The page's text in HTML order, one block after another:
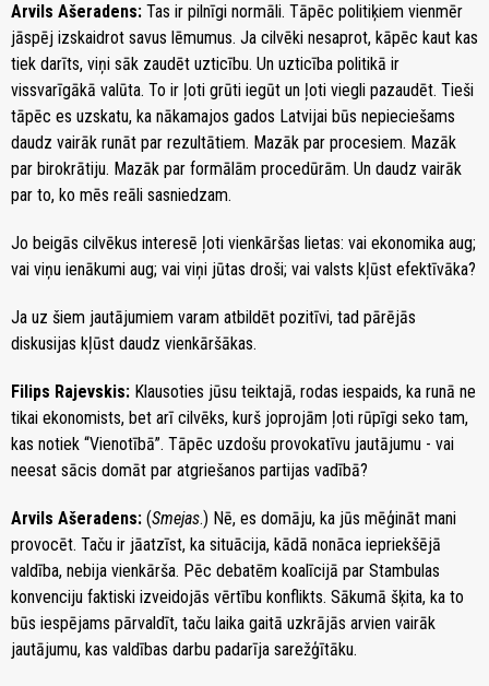
Arvils Ašeradens: Tas ir pilnīgi normāli. Tāpēc politiķiem vienmēr
jāspēj izskaidrot savus lēmumus. Ja cilvēki nesaprot, kāpēc kaut kas
tiek darīts, viņi sāk zaudēt uzticību. Un uzticība politikā ir
vissvarīgākā valūta. To ir ļoti grūti iegūt un ļoti viegli pazaudēt. Tieši
tāpēc es uzskatu, ka nākamajos gados Latvijai būs nepieciešams
daudz vairāk runāt par rezultātiem. Mazāk par procesiem. Mazāk
par birokrātiju. Mazāk par formālām procedūrām. Un daudz vairāk
par to, ko mēs reāli sasniedzam.
Jo beigās cilvēkus interesē ļoti vienkāršas lietas: vai ekonomika aug;
vai viņu ienākumi aug; vai viņi jūtas droši; vai valsts kļūst efektīvāka?
Ja uz šiem jautājumiem varam atbildēt pozitīvi, tad pārējās
diskusijas kļūst daudz vienkāršākas.
Filips Rajevskis: Klausoties jūsu teiktajā, rodas iespaids, ka runā ne
tikai ekonomists, bet arī cilvēks, kurš joprojām ļoti rūpīgi seko tam,
kas notiek “Vienotībā”. Tāpēc uzdošu provokatīvu jautājumu - vai
neesat sācis domāt par atgriešanos partijas vadībā?
Arvils Ašeradens: (Smejas.) Nē, es domāju, ka jūs mēģināt mani
provocēt. Taču ir jāatzīst, ka situācija, kādā nonāca iepriekšējā
valdība, nebija vienkārša. Pēc debatēm koalīcijā par Stambulas
konvenciju faktiski izveidojās vērtību konflikts. Sākumā šķita, ka to
būs iespējams pārvaldīt, taču laika gaitā uzkrājās arvien vairāk
jautājumu, kas valdības darbu padarīja sarežģītāku.